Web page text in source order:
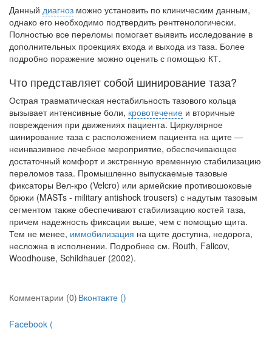
Данный диагноз можно установить по клиническим данным,
однако его необхо­димо подтвердить рентгенологически.
Полностью все переломы помогает выявить исследование в
дополнительных проекциях входа и выхода из таза. Более
подробно поражение можно оценить с помощью КТ.
Что представляет собой шинирование таза?
Острая травматическая нестабильность тазового кольца
вызывает интенсивные боли, кровотечение и вторичные
повреждения при движениях пациента. Циркуляр­ное
шинирование таза с расположением пациента на щите —
неинвазивное лечеб­ное мероприятие, обеспечивающее
достаточный комфорт и экстренную временную стабилизацию
переломов таза. Промышленно выпускаемые тазовые
фиксаторы Вел-кро (Velcro) или армейские противошоковые
брюки (MASTs - military antishock trousers) с надутым тазовым
сегментом также обеспечивают стабилизацию костей таза,
причем надежность фиксации выше, чем с помощью щита.
Тем не менее, им­мобилизация на щите доступна, недорога,
несложна в исполнении. Подробнее см. Routh, Falicov,
Woodhouse, Schildhauer (2002).
Комментарии (0) Вконтакте ()
Facebook (